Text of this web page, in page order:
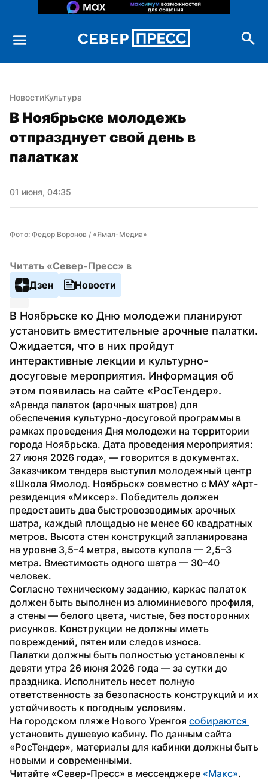
НовостиКультура
В Ноябрьске молодежь
отпразднует свой день в
палатках
01 июня, 04:35
Фото: Федор Воронов / «Ямал-Медиа»
Читать «Север-Пресс» в
Дзен
Новости
В Ноябрьске ко Дню молодежи планируют
установить вместительные арочные палатки.
Ожидается, что в них пройдут
интерактивные лекции и культурно-
досуговые мероприятия. Информация об
этом появилась на сайте «РосТендер».
«Аренда палаток (арочных шатров) для
обеспечения культурно-досуговой программы в
рамках проведения Дня молодежи на территории
города Ноябрьска. Дата проведения мероприятия:
27 июня 2026 года», — говорится в документах.
Заказчиком тендера выступил молодежный центр
«Школа Ямолод. Ноябрьск» совместно с МАУ «Арт-
резиденция «Миксер». Победитель должен
предоставить два быстровозводимых арочных
шатра, каждый площадью не менее 60 квадратных
метров. Высота стен конструкций запланирована
на уровне 3,5–4 метра, высота купола — 2,5–3
метра. Вместимость одного шатра — 30–40
человек.
Согласно техническому заданию, каркас палаток
должен быть выполнен из алюминиевого профиля,
а стены — белого цвета, чистые, без посторонних
рисунков. Конструкции не должны иметь
повреждений, пятен или следов износа.
Палатки должны быть полностью установлены к
девяти утра 26 июня 2026 года — за сутки до
праздника. Исполнитель несет полную
ответственность за безопасность конструкций и их
устойчивость к погодным условиям.
На городском пляже Нового Уренгоя
установить душевую кабину. По данным сайта
«РосТендер», материалы для кабинки должны быть
новыми и современными.
Читайте «Север-Пресс» в мессенджере «Макс».